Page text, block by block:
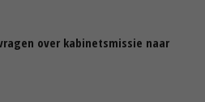
over kabinetsmissie naar